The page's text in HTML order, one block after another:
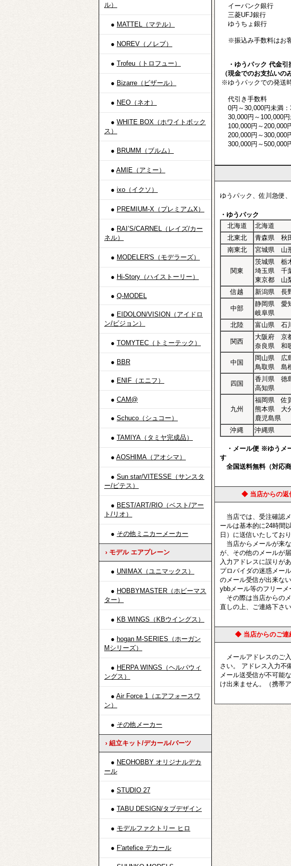
ル）
● MATTEL（マテル）
● NOREV（ノレブ）
● Trofeu（トロフュー）
● Bizarre（ビザール）
● NEO（ネオ）
● WHITE BOX（ホワイトボック
ス）
● BRUMM（ブルム）
● AMIE（アミー）
● ixo（イクソ）
● PREMIUM-X（プレミアムX）
● RAI’S/CARNEL（レイズ/カー
ネル）
● MODELER'S（モデラーズ）
● Hi-Story（ハイストーリー）
● Q-MODEL
● EIDOLON/VISION（アイドロ
ン/ビジョン）
● TOMYTEC（トミーテック）
● BBR
● ENIF（エニフ）
● CAM@
● Schuco（シュコー）
● TAMIYA（タミヤ完成品）
● AOSHIMA（アオシマ）
● Sun star/VITESSE（サンスタ
ー/ビテス）
● BEST/ART/RIO（ベスト/アー
ト/リオ）
● その他ミニカーメーカー
› モデル エアプレーン
● UNIMAX（ユニマックス）
● HOBBYMASTER（ホビーマス
ター）
● KB WINGS（KBウイングス）
● hogan M-SERIES（ホーガン
Mシリーズ）
● HERPA WINGS（ヘルパウィ
ングス）
● Air Force 1（エアフォースワ
ン）
● その他メーカー
› 組立キット/デカール/パーツ
● NEOHOBBY オリジナルデカ
ール
● STUDIO 27
● TABU DESIGN/タブデザイン
● モデルファクトリー ヒロ
● F'artefice デカール
イーバンク銀行
三菱UFJ銀行
ゆうちょ銀行
※振込み手数料はお客
・ゆうパック 代金引
（現金でのお支払いのみ
※ゆうパックでの発送
代引き手数料
0円～30,000円未満：
30,000円～100,000円
100,000円～200,000
200,000円～300,000
300,000円～500,000
ゆうパック、佐川急便
・ゆうパック
北海道
北海道
北東北
青森県 秋
南東北
宮城県 山
関東
茨城県 栃
埼玉県 千
東京都 山
信越 新潟県 長
中部
静岡県 愛
岐阜県
北陸 富山県 石
関西
大阪府 京
奈良県 和
中国
岡山県 広
鳥取県 島
四国
香川県 徳
高知県
九州
福岡県 佐
熊本県 大
鹿児島県
沖縄 沖縄県
・メール便 ※ゆうメ
す
全国送料無料（対応商
◆ 当店からの返
当店では、受注確認
ールは基本的に24時間
日）に送信いたしており
当店からメールが来
が、その他のメールが
入力アドレスに誤りが
プロバイダの迷惑メー
のメール受信が出来な
ybbメール等のフリーメ
その際は当店からの
直しの上、ご連絡下さい
◆ 当店からのご連
メールアドレスのご
さい。 アドレス入力不
メール送受信が不可能
け出来ません。（携帯ア